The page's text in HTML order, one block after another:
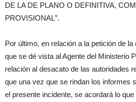
DE LA DE PLANO O DEFINITIVA,
PROVISIONAL”.
Por último, en relación a la petición de
que se dé vista al Agente del Ministerio
relación al desacato de las autoridades
que una vez que se rindan los informes
el presente incidente, se acordará lo